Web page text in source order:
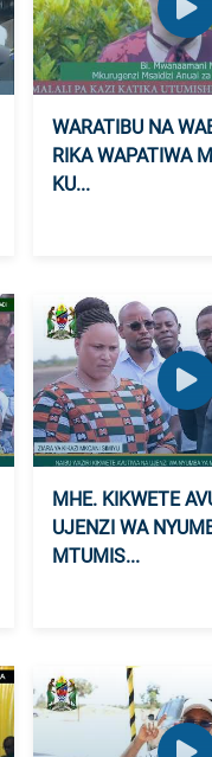
WARATIBU NA
RIKA WAPATIWA
KU...
MHE. KIKWETE
UJENZI WA
MTUMIS...